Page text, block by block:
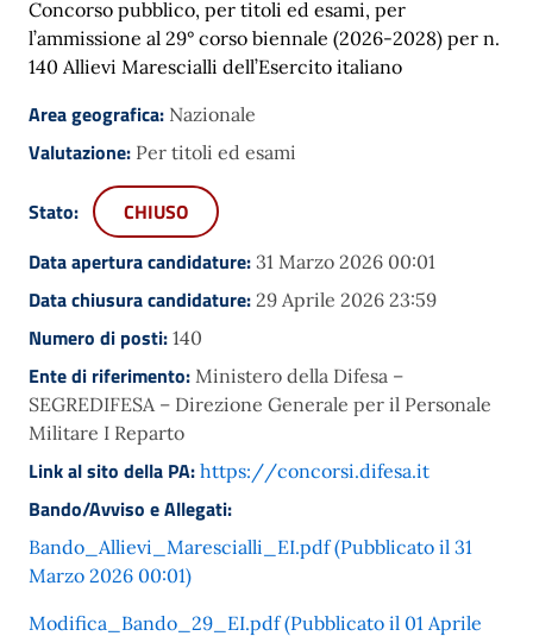
Concorso pubblico, per titoli ed esami, per
l’ammissione al 29° corso biennale (2026-2028) per n.
140 Allievi Marescialli dell’Esercito italiano
Area geografica: Nazionale
Valutazione: Per titoli ed esami
Stato:
CHIUSO
Data apertura candidature: 31 Marzo 2026 00:01
Data chiusura candidature: 29 Aprile 2026 23:59
Numero di posti: 140
Ente di riferimento: Ministero della Difesa –
SEGREDIFESA – Direzione Generale per il Personale
Militare I Reparto
Link al sito della PA: https://concorsi.difesa.it
Bando/Avviso e Allegati:
Bando_Allievi_Marescialli_EI.pdf (Pubblicato il 31
Marzo 2026 00:01)
Modifica_Bando_29_EI.pdf (Pubblicato il 01 Aprile